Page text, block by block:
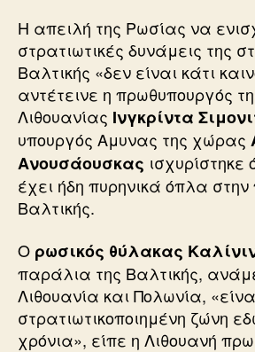
Η απειλή της Ρωσίας να
στρατιωτικές δυνάμεις της
Βαλτικής «δεν είναι κάτι
αντέτεινε η πρωθυπουργός
Λιθουανίας Ινγκρίντα
υπουργός Αμυνας της χώρας
Ανουσάουσκας ισχυρίστηκε
έχει ήδη πυρηνικά όπλα στην
Βαλτικής.
Ο ρωσικός θύλακας
παράλια της Βαλτικής,
Λιθουανία και Πολωνία,
στρατιωτικοποιημένη ζώνη
χρόνια», είπε η Λιθουανή